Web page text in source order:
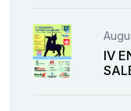
IV